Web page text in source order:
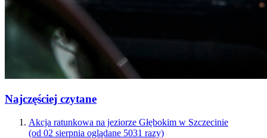
Najczęściej czytane
Akcja ratunkowa na jeziorze Głębokim w Szczecinie
(od 02 sierpnia oglądane 5031 razy)